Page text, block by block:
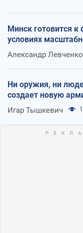
Минск готовится
условиях
Александр Левченко
Ни оружия, ни
создает новую
Игар Тышкевич